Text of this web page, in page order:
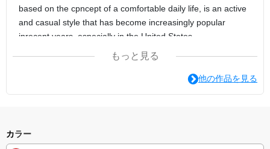
based on the cpncept of a comfortable daily life, is an active
and casual style that has become increasingly popular
inrecent years, especially in the United States.
I hope pickleball becomes an Olympic sport at the 2032
もっと見る
他の作品を見る
カラー